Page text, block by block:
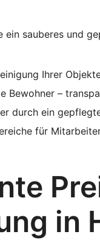
sauberes und
Ihrer
Bewohner –
durch ein
für
in